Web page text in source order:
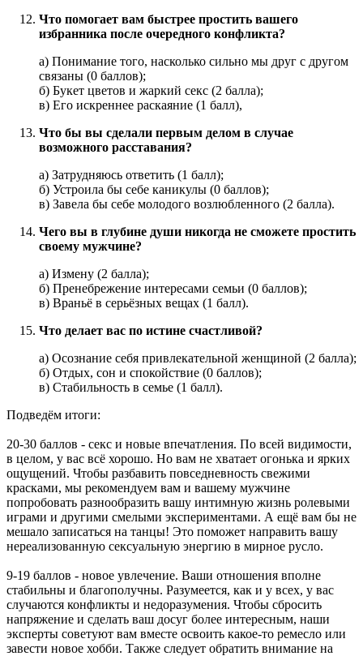
Что помогает вам быстрее простить вашего
избранника после очередного конфликта?
а) Понимание того, насколько сильно мы друг с другом
связаны (0 баллов);
б) Букет цветов и жаркий секс (2 балла);
в) Его искреннее раскаяние (1 балл),
Что бы вы сделали первым делом в случае
возможного расставания?
а) Затрудняюсь ответить (1 балл);
б) Устроила бы себе каникулы (0 баллов);
в) Завела бы себе молодого возлюбленного (2 балла).
Чего вы в глубине души никогда не сможете простить
своему мужчине?
а) Измену (2 балла);
б) Пренебрежение интересами семьи (0 баллов);
в) Враньё в серьёзных вещах (1 балл).
Что делает вас по истине счастливой?
а) Осознание себя привлекательной женщиной (2 балла);
б) Отдых, сон и спокойствие (0 баллов);
в) Стабильность в семье (1 балл).
Подведём итоги:
20-30 баллов - секс и новые впечатления. По всей видимости,
в целом, у вас всё хорошо. Но вам не хватает огонька и ярких
ощущений. Чтобы разбавить повседневность свежими
красками, мы рекомендуем вам и вашему мужчине
попробовать разнообразить вашу интимную жизнь ролевыми
играми и другими смелыми экспериментами. А ещё вам бы не
мешало записаться на танцы! Это поможет направить вашу
нереализованную сексуальную энергию в мирное русло.
9-19 баллов - новое увлечение. Ваши отношения вполне
стабильны и благополучны. Разумеется, как и у всех, у вас
случаются конфликты и недоразумения. Чтобы сбросить
напряжение и сделать ваш досуг более интересным, наши
эксперты советуют вам вместе освоить какое-то ремесло или
завести новое хобби. Также следует обратить внимание на